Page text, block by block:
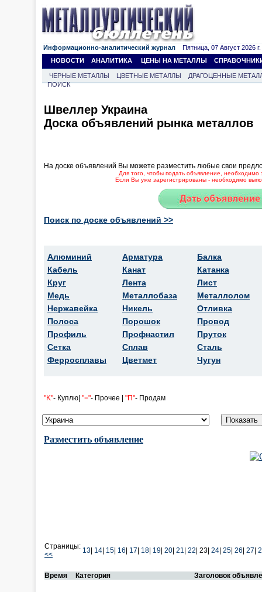
Информационно-аналитический журнал Пятница, 07 Август 2026 г.
НОВОСТИ
АНАЛИТИКА ЦЕНЫ НА МЕТАЛЛЫ
ЧЕРНЫЕ МЕТАЛЛЫ ЦВЕТНЫЕ МЕТАЛЛЫ
ДРАГОЦЕННЫЕ
ПОИСК
Швеллер Украина
Доска объявлений рынка металлов
На доске объявлений Вы можете разместить любые свои
Для того, чтобы подать объявление, необходимо
Если Вы уже зарегистрированы - необходимо
Поиск по доске объявлений >>
Алюминий
Кабель
Круг
Медь
Нержавейка
Полоса
Профиль
Сетка
Ферросплавы
Арматура
Канат
Лента
Металлобаза
Никель
Порошок
Профнастил
Сплав
Цветмет
Балка
Катанка
Лист
Металлолом
Отливка
Провод
Пруток
Сталь
Чугун
"K"- Куплю| "="- Прочее | "П"- Продам
Разместить объявление
Страницы:
<<
13 14 15 16 17 18 19 20 21 22 23| 24 25 26 27
Время Категория Заголовок